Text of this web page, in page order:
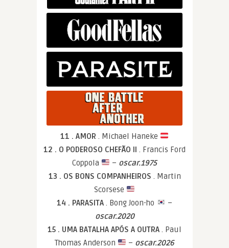
11 . AMOR . Michael Haneke
12 . O PODEROSO CHEFÃO II . Francis Ford
Coppola
– oscar.1975
13 . OS BONS COMPANHEIROS . Martin
Scorsese
14 . PARASITA. Bong Joon-ho
–
oscar.2020
15 . UMA BATALHA APÓS A OUTRA . Paul
Thomas Anderson
– oscar.2026